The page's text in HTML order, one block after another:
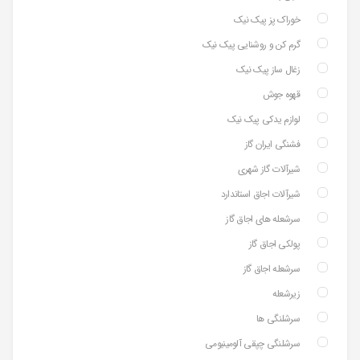
خوراک پز پیک نیک
گرم کن و روشنایی پیک نیک
زغال ساز پیک نیک
قهوه جوش
لوازم یدکی پیک نیک
فشنگی ایران گاز
شیرآلات گاز شهری
شیرآلات اجاق استاندارد
سرشعله های اجاق گاز
پولکی اجاق گاز
سرشعله اجاق گاز
زیرشعله
سرشلنگی ها
سرشلنگی چپقی آلومینیومی